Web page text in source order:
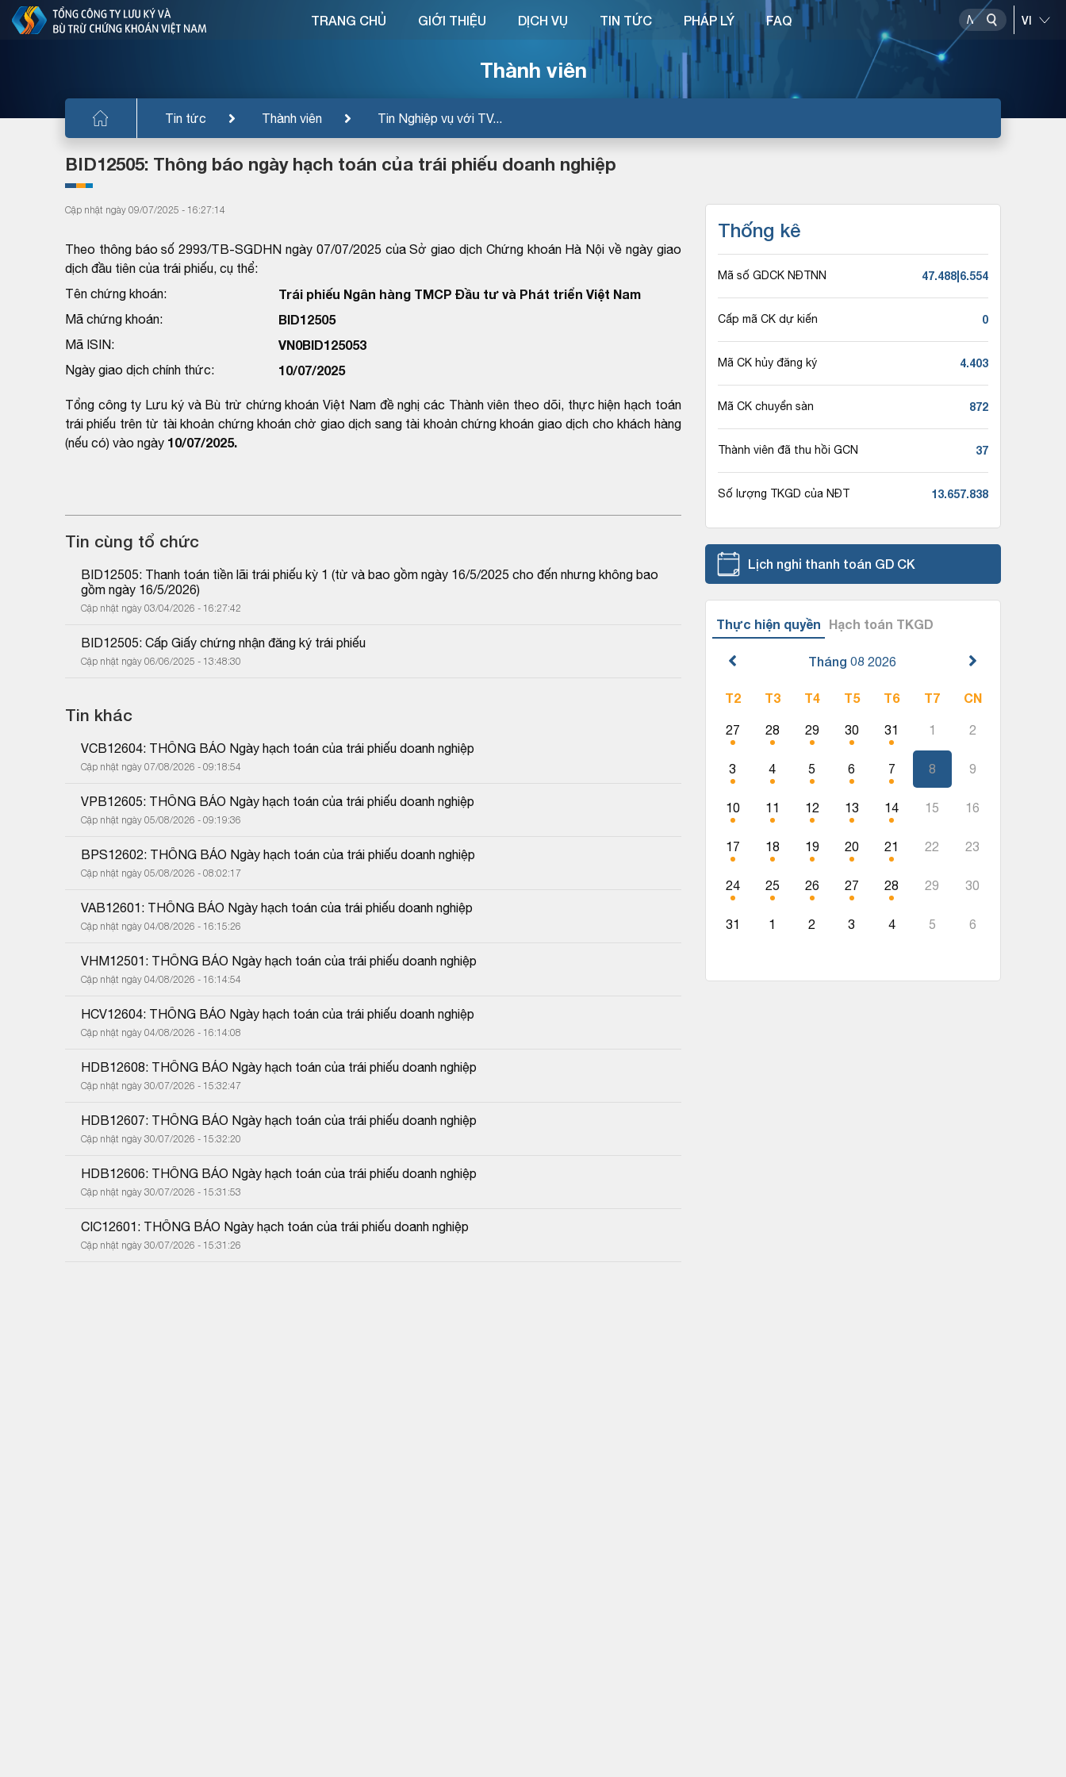
Thành viên
Tin tức Thành viên Tin Nghiệp vụ với TV...
TRANG CHỦ GIỚI THIỆU DỊCH VỤ TIN TỨC PHÁP LÝ FAQ
BID12505: Thông báo ngày hạch toán của trái phiếu doanh nghiệp
Cập nhật ngày 09/07/2025 - 16:27:14
Theo thông báo số 2993/TB-SGDHN ngày 07/07/2025 của Sở giao dịch Chứng khoán Hà Nội về ngày giao
dịch đầu tiên của trái phiếu, cụ thể:
Tên chứng khoán:
Trái phiếu Ngân hàng TMCP Đầu tư và Phát triển Việt Nam
Mã chứng khoán: BID12505
Mã ISIN: VN0BID125053
Ngày giao dịch chính thức: 10/07/2025
Tổng công ty Lưu ký và Bù trừ chứng khoán Việt Nam đề nghị các Thành viên theo dõi, thực hiện hạch toán
trái phiếu trên từ tài khoản chứng khoán chờ giao dịch sang tài khoản chứng khoán giao dịch cho khách hàng
(nếu có) vào ngày 10/07/2025.
Tin cùng tổ chức
BID12505: Thanh toán tiền lãi trái phiếu kỳ 1 (từ và bao gồm ngày 16/5/2025 cho đến nhưng không bao
gồm ngày 16/5/2026)
Cập nhật ngày 03/04/2026 - 16:27:42
BID12505: Cấp Giấy chứng nhận đăng ký trái phiếu
Cập nhật ngày 06/06/2025 - 13:48:30
Tin khác
VCB12604: THÔNG BÁO Ngày hạch toán của trái phiếu doanh nghiệp
Cập nhật ngày 07/08/2026 - 09:18:54
VPB12605: THÔNG BÁO Ngày hạch toán của trái phiếu doanh nghiệp
Cập nhật ngày 05/08/2026 - 09:19:36
BPS12602: THÔNG BÁO Ngày hạch toán của trái phiếu doanh nghiệp
Cập nhật ngày 05/08/2026 - 08:02:17
VAB12601: THÔNG BÁO Ngày hạch toán của trái phiếu doanh nghiệp
Cập nhật ngày 04/08/2026 - 16:15:26
VHM12501: THÔNG BÁO Ngày hạch toán của trái phiếu doanh nghiệp
Cập nhật ngày 04/08/2026 - 16:14:54
HCV12604: THÔNG BÁO Ngày hạch toán của trái phiếu doanh nghiệp
Cập nhật ngày 04/08/2026 - 16:14:08
HDB12608: THÔNG BÁO Ngày hạch toán của trái phiếu doanh nghiệp
Cập nhật ngày 30/07/2026 - 15:32:47
HDB12607: THÔNG BÁO Ngày hạch toán của trái phiếu doanh nghiệp
Cập nhật ngày 30/07/2026 - 15:32:20
HDB12606: THÔNG BÁO Ngày hạch toán của trái phiếu doanh nghiệp
Cập nhật ngày 30/07/2026 - 15:31:53
CIC12601: THÔNG BÁO Ngày hạch toán của trái phiếu doanh nghiệp
Cập nhật ngày 30/07/2026 - 15:31:26
Thống kê
Mã số GDCK NĐTNN 47.488|6.554
Cấp mã CK dự kiến 0
Mã CK hủy đăng ký 4.403
Mã CK chuyển sàn 872
Thành viên đã thu hồi GCN 37
Số lượng TKGD của NĐT 13.657.838
Lịch nghỉ thanh toán GD CK
Thực hiện quyền Hạch toán TKGD
Tháng 08 2026
T2 T3 T4 T5 T6 T7 CN
27 28 29 30 31 1 2
3 4 5 6 7 8 9
10 11 12 13 14 15 16
17 18 19 20 21 22 23
24 25 26 27 28 29 30
31 1 2 3 4 5 6